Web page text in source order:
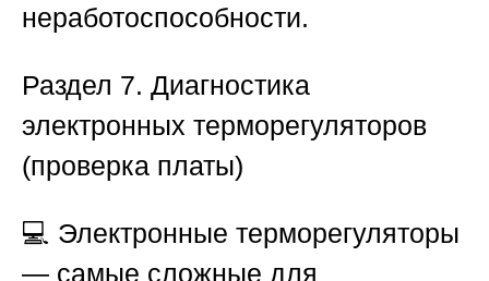
неработоспособности.
Раздел 7. Диагностика
электронных терморегуляторов
(проверка платы)
💻 Электронные терморегуляторы
— самые сложные для